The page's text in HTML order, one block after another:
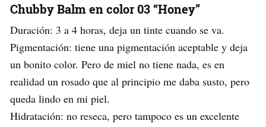
Chubby Balm en color 03 “Honey”
Duración: 3 a 4 horas, deja un tinte cuando se va.
Pigmentación: tiene una pigmentación aceptable y deja
un bonito color. Pero de miel no tiene nada, es en
realidad un rosado que al principio me daba susto, pero
queda lindo en mi piel.
Hidratación: no reseca, pero tampoco es un excelente